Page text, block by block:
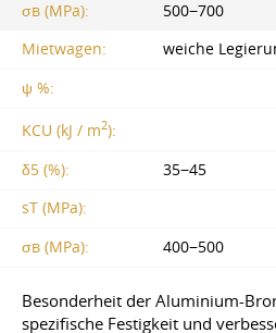
σв (MPa):
500−700
Mietwagen:
weiche
ψ %:
KCU (kJ / m2):
δ5 (%):
35−45
sT (MPa):
σв (MPa):
400−500
Besonderheit der Aluminium-
spezifische Festigkeit und